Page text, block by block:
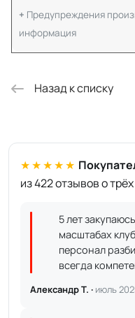
Предупреждения
информация
Назад к списку
★★★★★
из 422 отзывов о
5 лет
масштабах
персонал
всегда
Александр Т. · июль